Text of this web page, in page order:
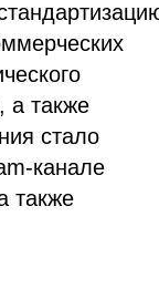
а также
стало
канале
также